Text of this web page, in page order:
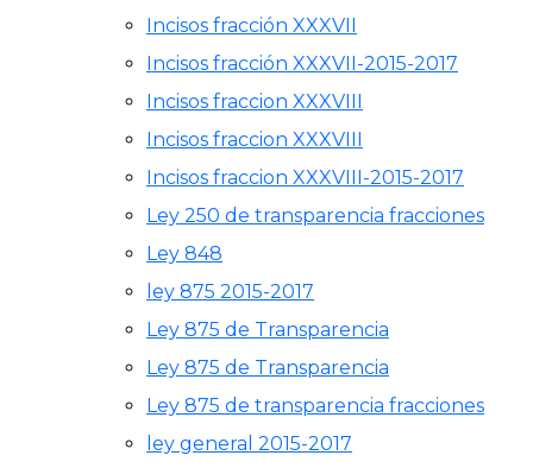
Incisos fracción XXXVII
Incisos fracción XXXVII-2015-2017
Incisos fraccion XXXVIII
Incisos fraccion XXXVIII
Incisos fraccion XXXVIII-2015-2017
Ley 250 de transparencia fracciones
Ley 848
ley 875 2015-2017
Ley 875 de Transparencia
Ley 875 de Transparencia
Ley 875 de transparencia fracciones
ley general 2015-2017